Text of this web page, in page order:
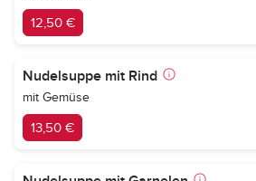
12,50 €
Nudelsuppe mit Rind
mit Gemüse
13,50 €